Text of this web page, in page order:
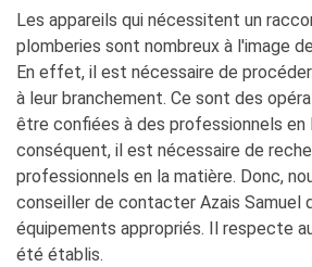
Les appareils qui nécessitent un
plomberies sont nombreux à l'image
En effet, il est nécessaire de
à leur branchement. Ce sont des
être confiées à des professionnels en
conséquent, il est nécessaire de
professionnels en la matière. Donc,
conseiller de contacter Azais Samuel
équipements appropriés. Il respecte
été établis.